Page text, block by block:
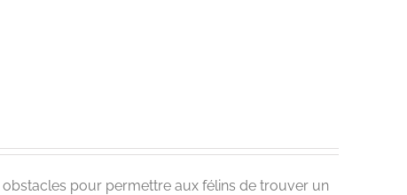
pour permettre aux félins de trouver un